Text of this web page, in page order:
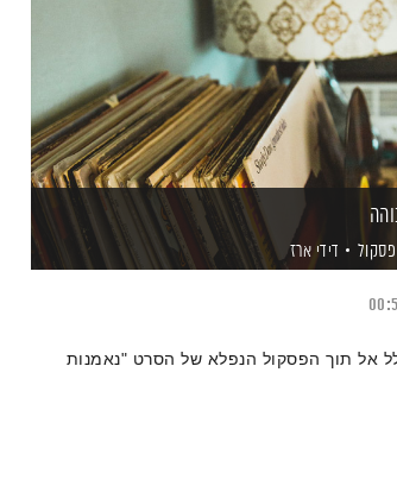
דידי ארז
אל תוך הפסקול הנפלא של הסרט "נאמנות